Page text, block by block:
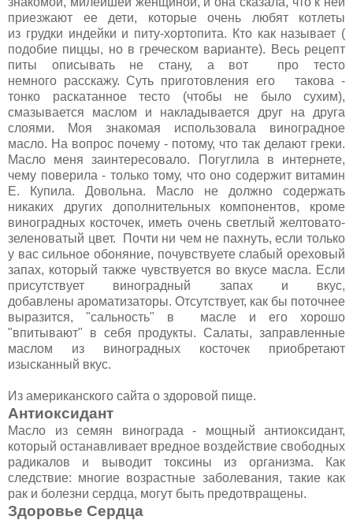
приезжают ее дети, которые очень любят котлеты
из грудки индейки и питу-хортопита. Кто как называет (
подобие пиццы, но в греческом варианте). Весь рецепт
питы описывать не стану, а вот про тесто
немного расскажу. Суть приготовления его такова -
тонко раскатанное тесто (чтобы не было сухим),
смазывается маслом и накладывается друг на друга
слоями. Моя знакомая использовала виноградное
масло. На вопрос почему - потому, что так делают греки.
Масло меня заинтересовало. Погуглила в интернете,
чему поверила - только тому, что оно содержит витамин
Е. Купила. Довольна. Масло не должно содержать
никаких других дополнительных компонентов, кроме
виноградных косточек, иметь очень светлый желтовато-
зеленоватый цвет. Почти ни чем не пахнуть, если только
у вас сильное обоняние, почувствуете слабый ореховый
запах, который также чувствуется во вкусе масла. Если
присутствует виноградный запах и вкус,
добавлены ароматизаторы. Отсутствует, как бы поточнее
выразится, "сальность" в масле и его хорошо
"впитывают" в себя продукты. Салаты, заправленные
маслом из виноградных косточек приобретают
изысканный вкус.
Из американского сайта о здоровой пище.
Антиоксидант
Масло из семян винограда - мощный антиоксидант,
который останавливает вредное воздействие свободных
радикалов и выводит токсины из организма. Как
следствие: многие возрастные заболевания, такие как
рак и болезни сердца, могут быть предотвращены.
Здоровье Сердца